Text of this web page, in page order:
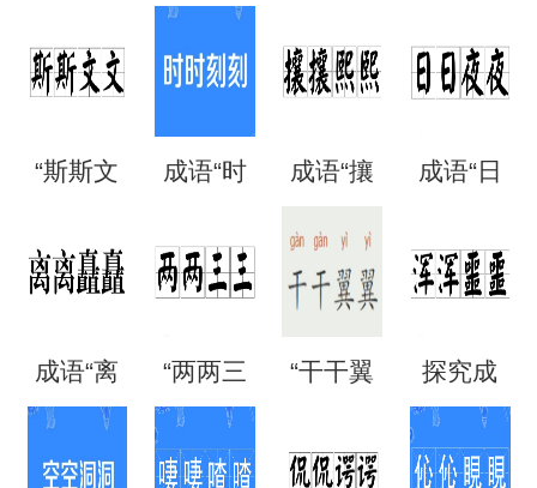
“斯斯文
是什么
成语“时
时刻
么意
思？出
成语“攘
攘熙
熙”的用
法、典
故和出
成语“日
么意
思？
成语“离 “两两三 “干干翼 探究成
语“混混